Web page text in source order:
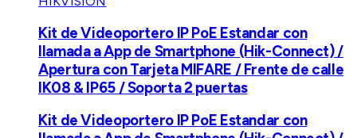
Kit de Videoportero IP PoE Estandar con
llamada a App de Smartphone (Hik-Connect) /
Apertura con Tarjeta MIFARE / Frente de calle
IK08 & IP65 / Soporta 2 puertas
Kit de Videoportero IP PoE Estandar con